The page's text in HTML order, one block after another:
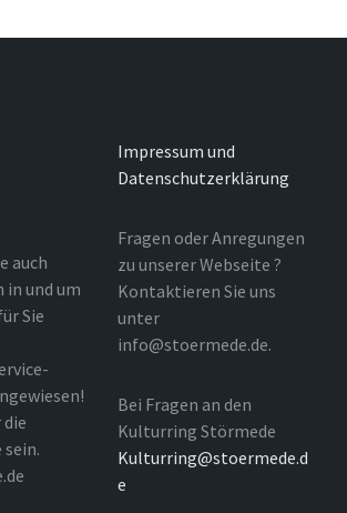
auch
und um
Sie
Impressum und
Datenschutzerklärung
Fragen oder Anregungen
zu unserer Webseite ?
Kontaktieren Sie uns
unter
info@stoermede.de.
Bei Fragen an den
Kulturring Störmede
Kulturring@stoermede.d
e